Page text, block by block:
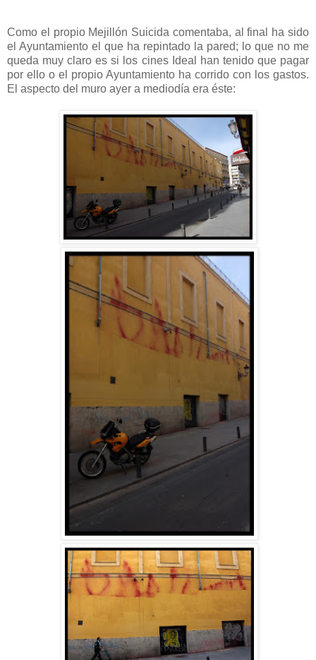
Como el propio Mejillón Suicida comentaba, al final ha sido
el Ayuntamiento el que ha repintado la pared; lo que no me
queda muy claro es si los cines Ideal han tenido que pagar
por ello o el propio Ayuntamiento ha corrido con los gastos.
El aspecto del muro ayer a mediodía era éste: